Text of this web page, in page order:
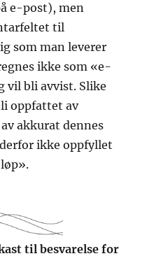
e-post), men
til
som man leverer
ikke som «e-
vil bli avvist. Slike
oppfattet av
akkurat dennes
ikke oppfyllet
til besvarelse for